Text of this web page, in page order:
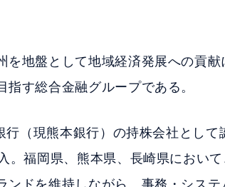
地盤として地域経済発展への貢献
す総合金融グループである。
（現熊本銀行）の持株会社として
。福岡県、熊本県、長崎県におい
ドを維持しながら、事務・システ